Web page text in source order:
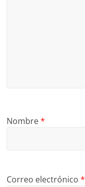
Nombre*
Correo electrónico*